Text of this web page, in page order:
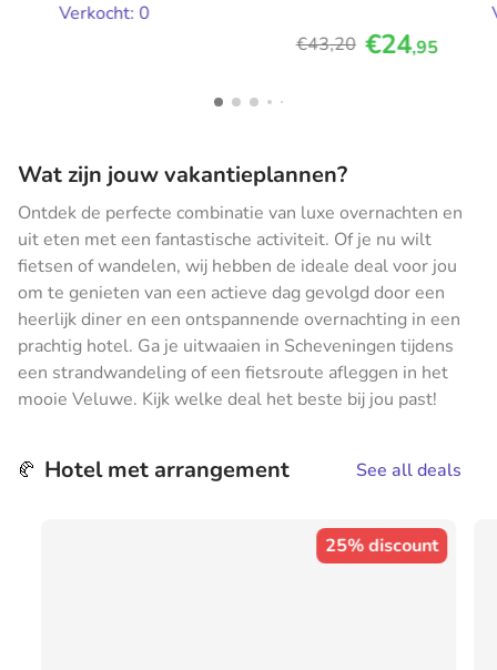
Verkocht: 0
€43,20 €24,95
Wat zijn jouw vakantieplannen?
Ontdek de perfecte combinatie van luxe overnachten en
uit eten met een fantastische activiteit. Of je nu wilt
fietsen of wandelen, wij hebben de ideale deal voor jou
om te genieten van een actieve dag gevolgd door een
heerlijk diner en een ontspannende overnachting in een
prachtig hotel. Ga je uitwaaien in Scheveningen tijdens
een strandwandeling of een fietsroute afleggen in het
mooie Veluwe. Kijk welke deal het beste bij jou past!
🥐 Hotel met arrangement See all deals
25% discount